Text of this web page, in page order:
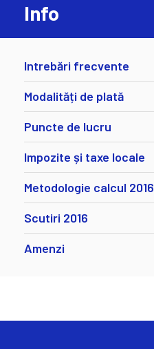
Info
Intrebări frecvente
Modalități de plată
Puncte de lucru
Impozite și taxe locale
Metodologie calcul 2016
Scutiri 2016
Amenzi